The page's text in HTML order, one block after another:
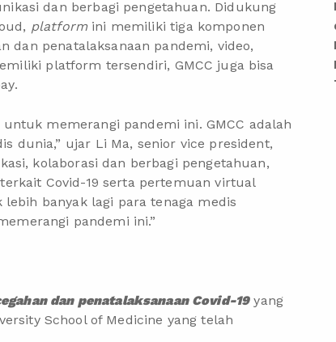
dan berbagi pengetahuan. Didukung
platformini memiliki tiga komponen
dan penatalaksanaan pandemi, video,
platform tersendiri, GMCC juga bisa
memerangi pandemi ini. GMCC adalah
dunia,” ujar Li Ma, senior vice president,
kolaborasi dan berbagi pengetahuan,
Covid-19 serta pertemuan virtual
banyak lagi para tenaga medis
pandemi ini.”
dan penatalaksanaan Covid-19yang
School of Medicine yang telah